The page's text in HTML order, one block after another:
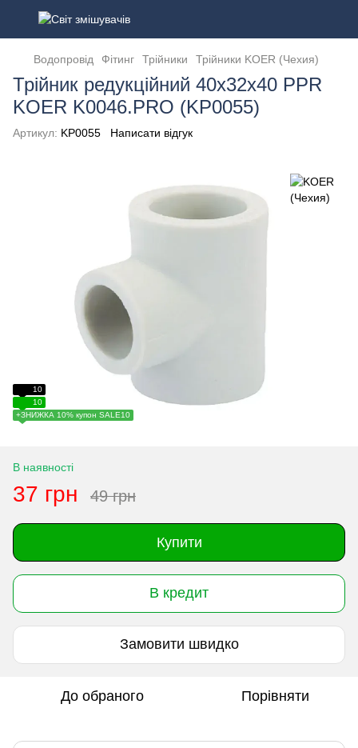
Водопровід Фітинг Трійники Трійники KOER (Чехия)
Трійник редукційний 40x32x40 PPR
KOER K0046.PRO (KP0055)
Артикул: KP0055 Написати відгук
10
10
+ЗНИЖКА 10% купон SALE10
В наявності
37 грн 49 грн
Купити
В кредит
Замовити швидко
До обраного Порівняти